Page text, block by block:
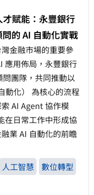
才賦能：永豐銀行
的 AI 自動化實戰
金融市場的重要參
應用佈局，永豐銀行
團隊，共同推動以
動化） 為核心的流程
AI Agent 協作模
在日常工作中形成協
業 AI 自動化的前瞻
人工智慧 數位轉型